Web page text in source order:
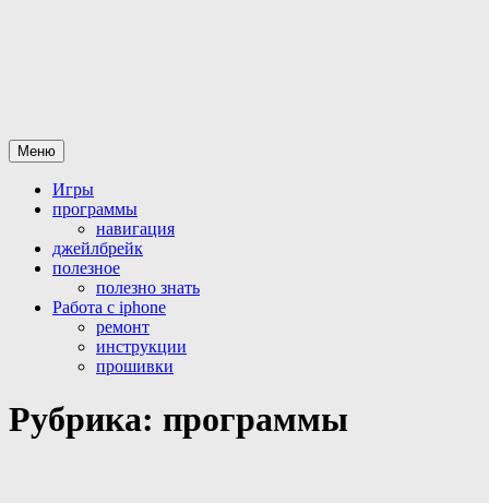
Меню
Игры
программы
навигация
джейлбрейк
полезное
полезно знать
Работа с iphone
ремонт
инструкции
прошивки
Рубрика: программы